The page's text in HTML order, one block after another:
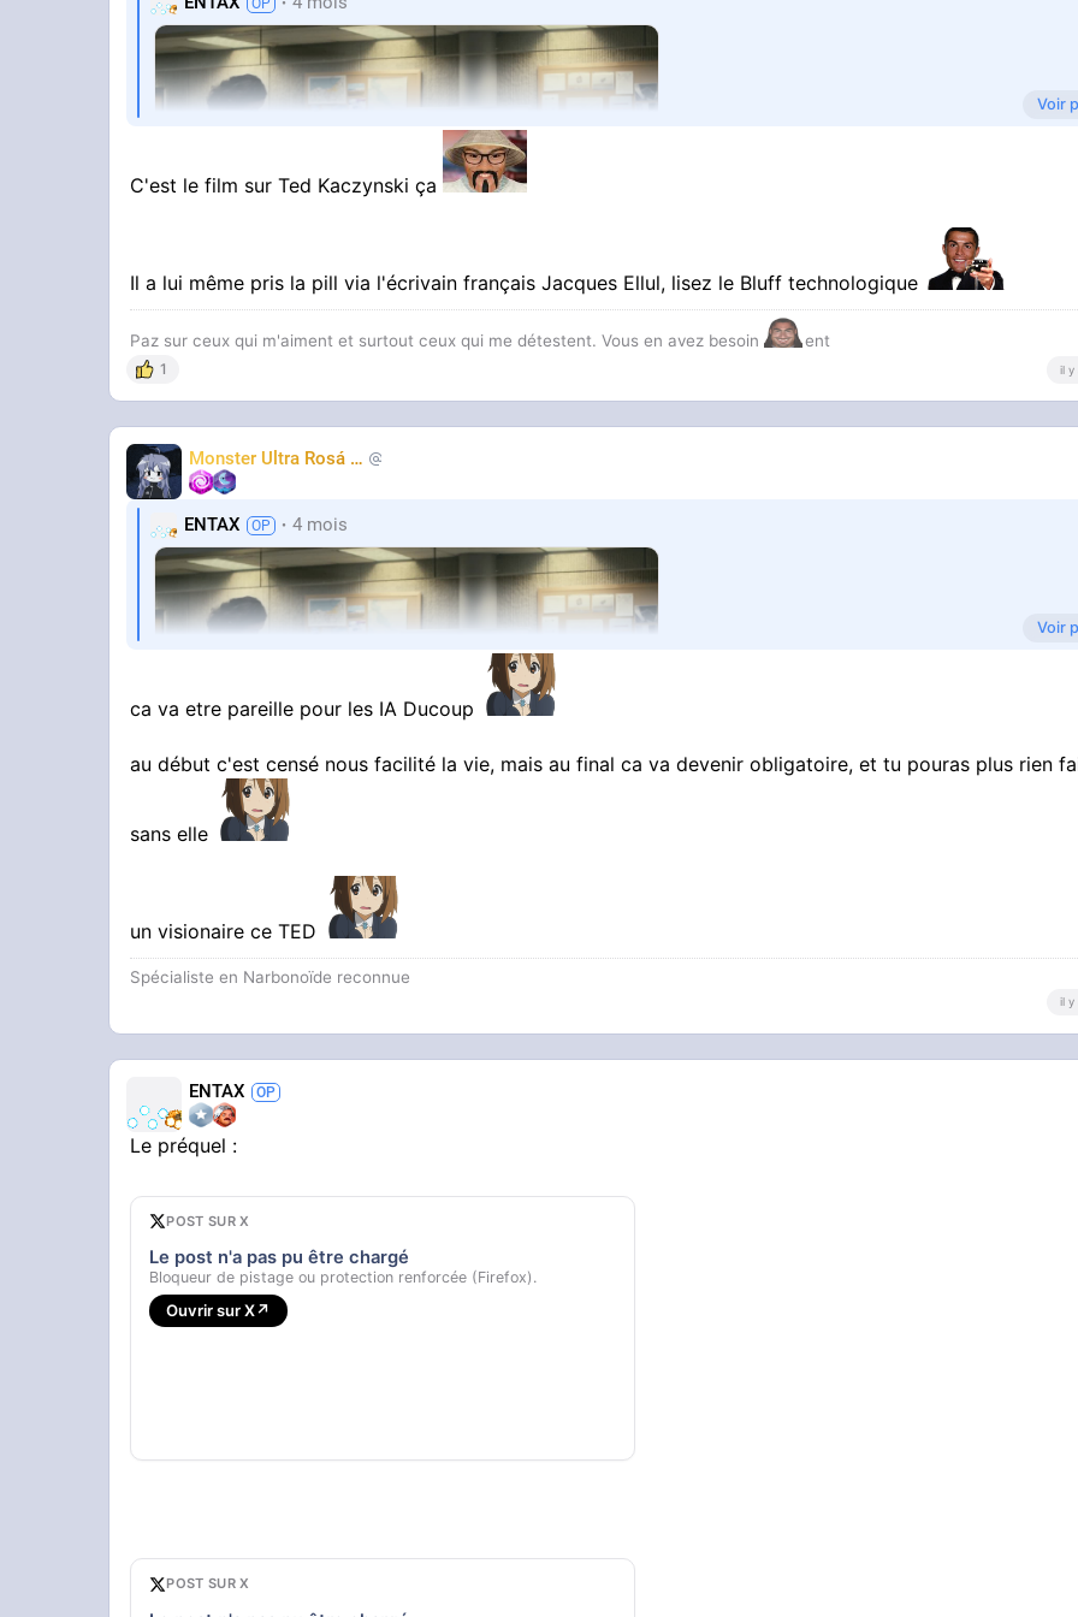
obey
Vous avez compris ?
Voir
C'est le film sur Ted Kaczynski ça
Il a lui même pris la pill via l'écrivain français Jacques Ellul, lisez le Bluff technologique
Paz sur ceux qui m'aiment et surtout ceux qui me détestent. Vous en avez besoin ent
1 il y
Monster Ultra Rosá
❤️
ENTAX 4 mois
Voir
ca va etre pareille pour les IA Ducoup
au début c'est censé nous facilité la vie, mais au final ca va devenir obligatoire, et tu pouras plus rien
sans elle
un visionaire ce TED
Spécialiste en Narbonoïde reconnue
il y
ENTAX
Le préquel :
POST SUR X
Le post n'a pas pu être chargé
Bloqueur de pistage ou protection renforcée (Firefox).
Ouvrir sur X↗
POST SUR X